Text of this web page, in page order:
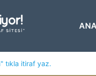
tıkla itiraf yaz.